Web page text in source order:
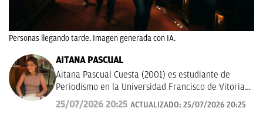
Personas llegando tarde. Imagen generada con IA.
AITANA PASCUAL
Aitana Pascual Cuesta (2001) es estudiante de
Periodismo en la Universidad Francisco de Vitoria
de Madrid desde el 2023. Escogió esta profesión
por su gran vocación con la comunicación y la
25/07/2026 20:25 ACTUALIZADO: 25/07/2026 20:25